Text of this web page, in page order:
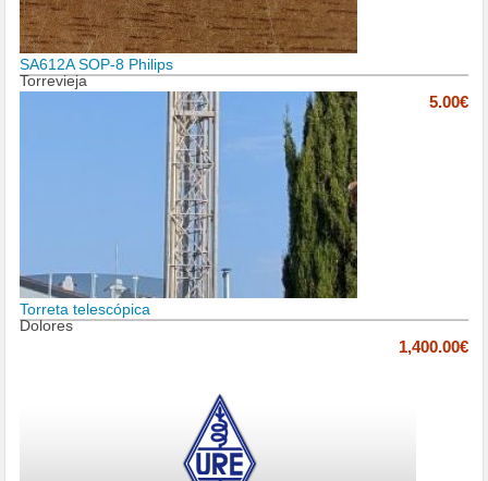
SA612A SOP-8 Philips
Torrevieja
5.00€
Torreta telescópica
Dolores
1,400.00€